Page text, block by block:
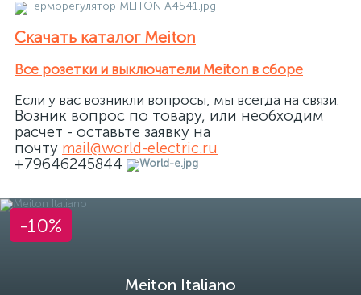
Скачать каталог Meiton
Все розетки и выключатели Meiton в сборе
Если у вас возникли вопросы, мы всегда на связи.
Возник вопрос по товару, или необходим
расчет - оставьте заявку на
почту mail@world-electric.ru
+79646245844
Meiton Italiano
-10%